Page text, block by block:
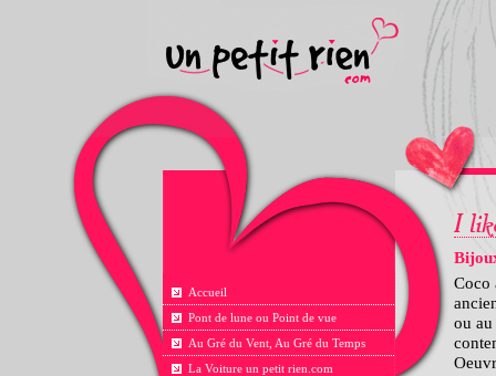
Accueil
Pont de lune ou Point de vue
Au Gré du Vent, Au Gré du Temps
La Voiture un petit rien.com
Coco
ou